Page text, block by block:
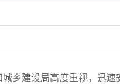
乡建设局高度重视，迅速